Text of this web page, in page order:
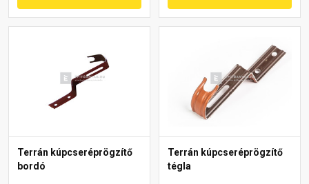
Terrán kúpcseréprögzítő
bordó
Terrán kúpcseréprögzítő
tégla